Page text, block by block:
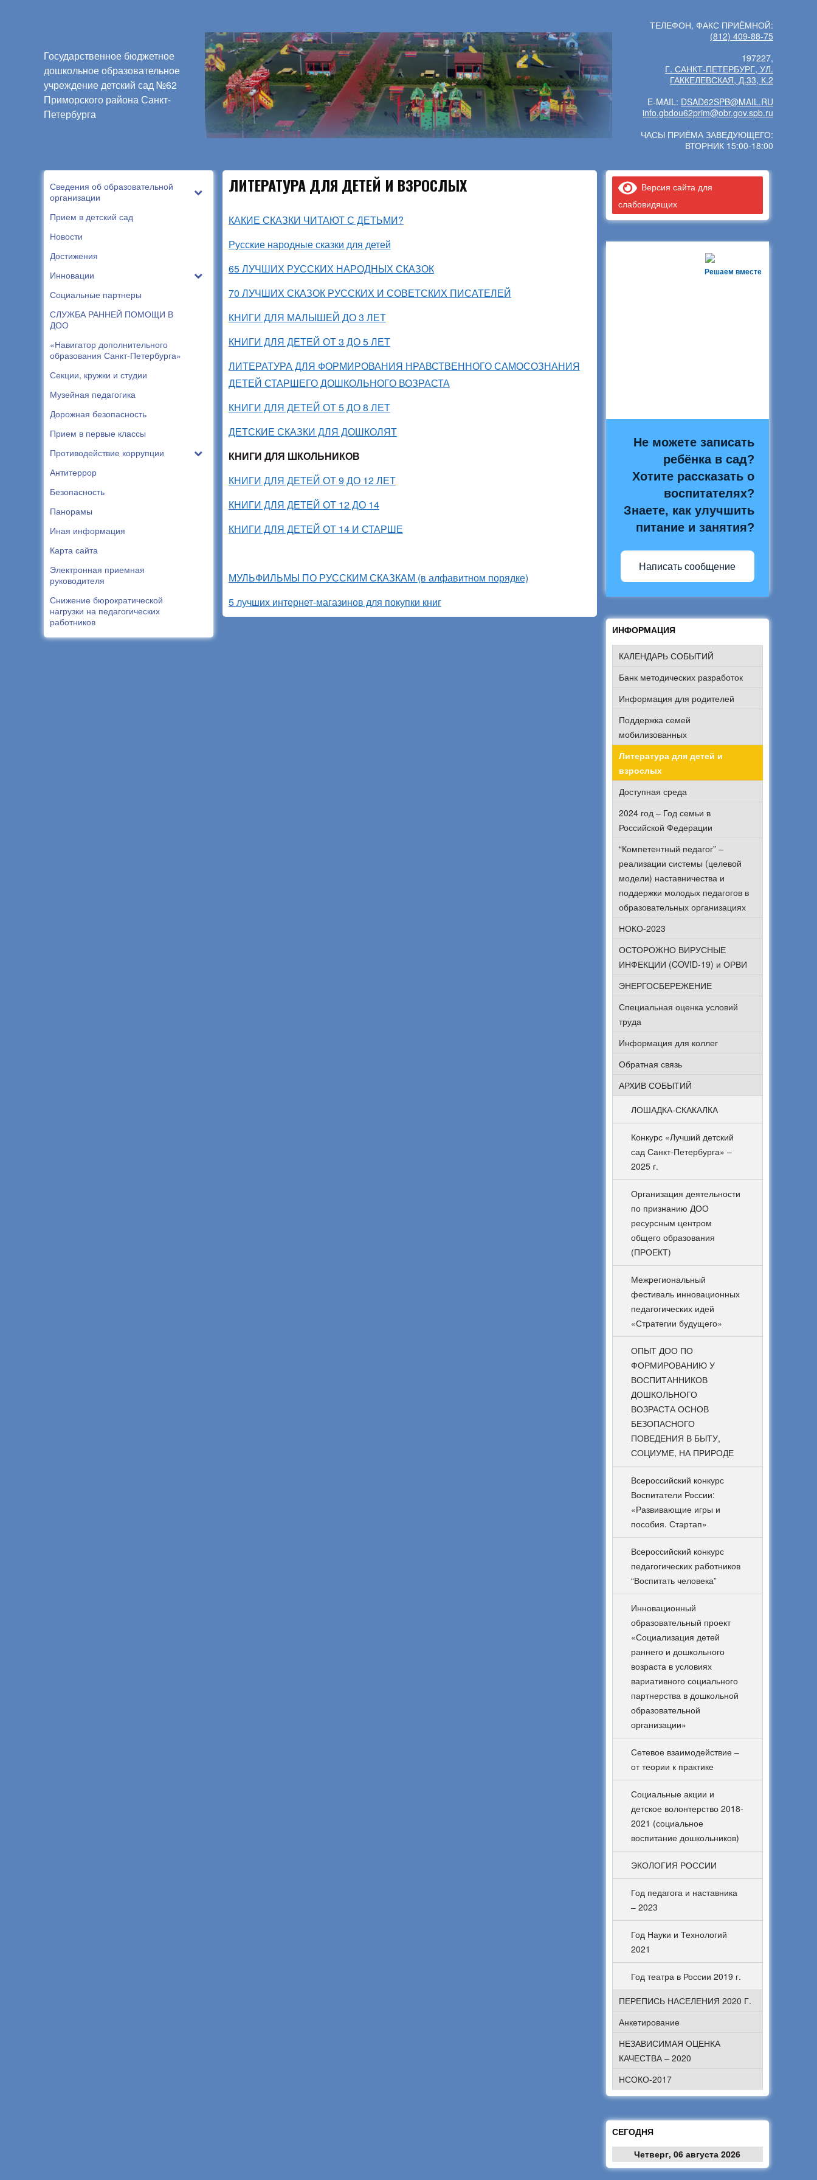
Государственное бюджетное
дошкольное образовательное
учреждение детский сад №62
Приморского района Санкт-
Петербурга
ТЕЛЕФОН, ФАКС ПРИЁМНОЙ:
(812) 409-88-75
197227,
Г. САНКТ-ПЕТЕРБУРГ, УЛ.
ГАККЕЛЕВСКАЯ, Д.33, К.2
E-MAIL: DSAD62SPB@MAIL.RU
info.gbdou62prim@obr.gov.spb.ru
ЧАСЫ ПРИЁМА ЗАВЕДУЮЩЕГО:
ВТОРНИК 15:00-18:00
Сведения об образовательной
организации
Прием в детский сад
Новости
Достижения
Инновации
Социальные партнеры
СЛУЖБА РАННЕЙ ПОМОЩИ В
ДОО
«Навигатор дополнительного
образования Санкт-Петербурга»
Секции, кружки и студии
Музейная педагогика
Дорожная безопасность
Прием в первые классы
Противодействие коррупции
Антитеррор
Безопасность
Панорамы
Иная информация
Карта сайта
Электронная приемная
руководителя
Снижение бюрократической
нагрузки на педагогических
работников
ЛИТЕРАТУРА ДЛЯ ДЕТЕЙ И ВЗРОСЛЫХ
КАКИЕ СКАЗКИ ЧИТАЮТ С ДЕТЬМИ?
Русские народные сказки для детей
65 ЛУЧШИХ РУССКИХ НАРОДНЫХ СКАЗОК
70 ЛУЧШИХ СКАЗОК РУССКИХ И СОВЕТСКИХ ПИСАТЕЛЕЙ
КНИГИ ДЛЯ МАЛЫШЕЙ ДО 3 ЛЕТ
КНИГИ ДЛЯ ДЕТЕЙ ОТ 3 ДО 5 ЛЕТ
ЛИТЕРАТУРА ДЛЯ ФОРМИРОВАНИЯ НРАВСТВЕННОГО САМОСОЗНАНИЯ
ДЕТЕЙ СТАРШЕГО ДОШКОЛЬНОГО ВОЗРАСТА
КНИГИ ДЛЯ ДЕТЕЙ ОТ 5 ДО 8 ЛЕТ
ДЕТСКИЕ СКАЗКИ ДЛЯ ДОШКОЛЯТ
КНИГИ ДЛЯ ШКОЛЬНИКОВ
КНИГИ ДЛЯ ДЕТЕЙ ОТ 9 ДО 12 ЛЕТ
КНИГИ ДЛЯ ДЕТЕЙ ОТ 12 ДО 14
КНИГИ ДЛЯ ДЕТЕЙ ОТ 14 И СТАРШЕ
МУЛЬФИЛЬМЫ ПО РУССКИМ СКАЗКАМ (в алфавитном порядке)
5 лучших интернет-магазинов для покупки книг
Версия сайта для
слабовидящих
Решаем вместе
Не можете записать
ребёнка в сад?
Хотите рассказать о
воспитателях?
Знаете, как улучшить
питание и занятия?
Написать сообщение
ИНФОРМАЦИЯ
КАЛЕНДАРЬ СОБЫТИЙ
Банк методических разработок
Информация для родителей
Поддержка семей
мобилизованных
Литература для детей и
взрослых
Доступная среда
2024 год – Год семьи в
Российской Федерации
“Компетентный педагог” –
реализации системы (целевой
модели) наставничества и
поддержки молодых педагогов в
образовательных организациях
НОКО-2023
ОСТОРОЖНО ВИРУСНЫЕ
ИНФЕКЦИИ (COVID-19) и ОРВИ
ЭНЕРГОСБЕРЕЖЕНИЕ
Специальная оценка условий
труда
Информация для коллег
Обратная связь
АРХИВ СОБЫТИЙ
ЛОШАДКА-СКАКАЛКА
Конкурс «Лучший детский
сад Санкт-Петербурга» –
2025 г.
Организация деятельности
по признанию ДОО
ресурсным центром
общего образования
(ПРОЕКТ)
Межрегиональный
фестиваль инновационных
педагогических идей
«Стратегии будущего»
ОПЫТ ДОО ПО
ФОРМИРОВАНИЮ У
ВОСПИТАННИКОВ
ДОШКОЛЬНОГО
ВОЗРАСТА ОСНОВ
БЕЗОПАСНОГО
ПОВЕДЕНИЯ В БЫТУ,
СОЦИУМЕ, НА ПРИРОДЕ
Всероссийский конкурс
Воспитатели России:
«Развивающие игры и
пособия. Стартап»
Всероссийский конкурс
педагогических работников
“Воспитать человека”
Инновационный
образовательный проект
«Социализация детей
раннего и дошкольного
возраста в условиях
вариативного социального
партнерства в дошкольной
образовательной
организации»
Сетевое взаимодействие –
от теории к практике
Социальные акции и
детское волонтерство 2018-
2021 (социальное
воспитание дошкольников)
ЭКОЛОГИЯ РОССИИ
Год педагога и наставника
– 2023
Год Науки и Технологий
2021
Год театра в России 2019 г.
ПЕРЕПИСЬ НАСЕЛЕНИЯ 2020 Г.
Анкетирование
НЕЗАВИСИМАЯ ОЦЕНКА
КАЧЕСТВА – 2020
НСОКО-2017
СЕГОДНЯ
Четверг, 06 августа 2026